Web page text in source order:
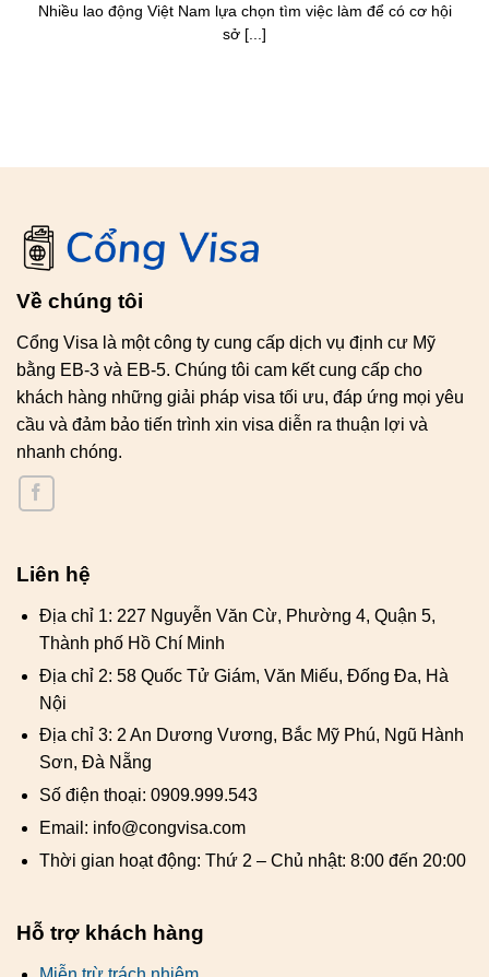
Nhiều lao động Việt Nam lựa chọn tìm việc làm để có cơ hội
sở [...]
Về chúng tôi
Cổng Visa là một công ty cung cấp dịch vụ định cư Mỹ
bằng EB-3 và EB-5. Chúng tôi cam kết cung cấp cho
khách hàng những giải pháp visa tối ưu, đáp ứng mọi yêu
cầu và đảm bảo tiến trình xin visa diễn ra thuận lợi và
nhanh chóng.
Liên hệ
Địa chỉ 1: 227 Nguyễn Văn Cừ, Phường 4, Quận 5,
Thành phố Hồ Chí Minh
Địa chỉ 2: 58 Quốc Tử Giám, Văn Miếu, Đống Đa, Hà
Nội
Địa chỉ 3: 2 An Dương Vương, Bắc Mỹ Phú, Ngũ Hành
Sơn, Đà Nẵng
Số điện thoại: 0909.999.543
Email: info@congvisa.com
Thời gian hoạt động: Thứ 2 – Chủ nhật: 8:00 đến 20:00
Hỗ trợ khách hàng